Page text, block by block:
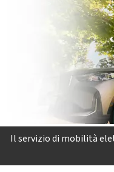
Il servizio di mobilità